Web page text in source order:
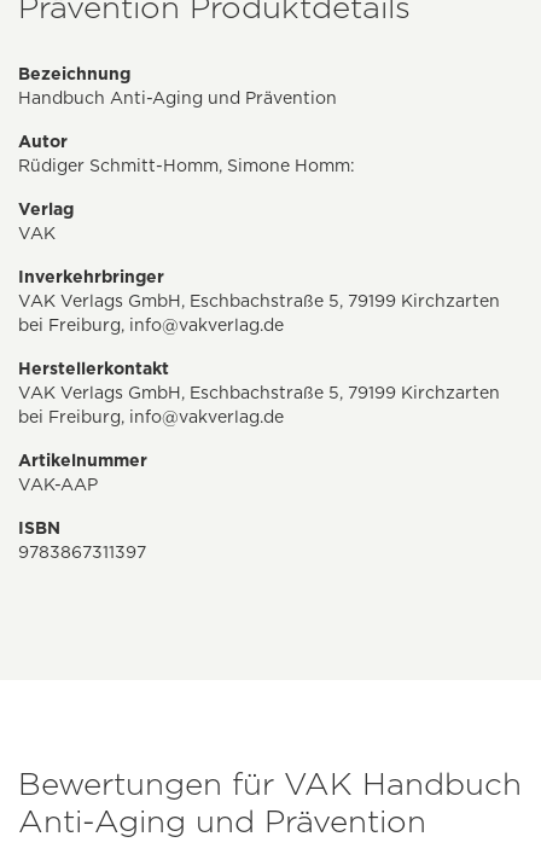
Bezeichnung
Handbuch Anti-Aging und Prävention
Autor
Rüdiger Schmitt-Homm, Simone Homm:
Verlag
VAK
Inverkehrbringer
VAK Verlags GmbH, Eschbachstraße 5, 79199 Kirchzarten
bei Freiburg, info@vakverlag.de
Herstellerkontakt
VAK Verlags GmbH, Eschbachstraße 5, 79199 Kirchzarten
bei Freiburg, info@vakverlag.de
Artikelnummer
VAK-AAP
ISBN
9783867311397
Bewertungen für VAK Handbuch
Anti-Aging und Prävention